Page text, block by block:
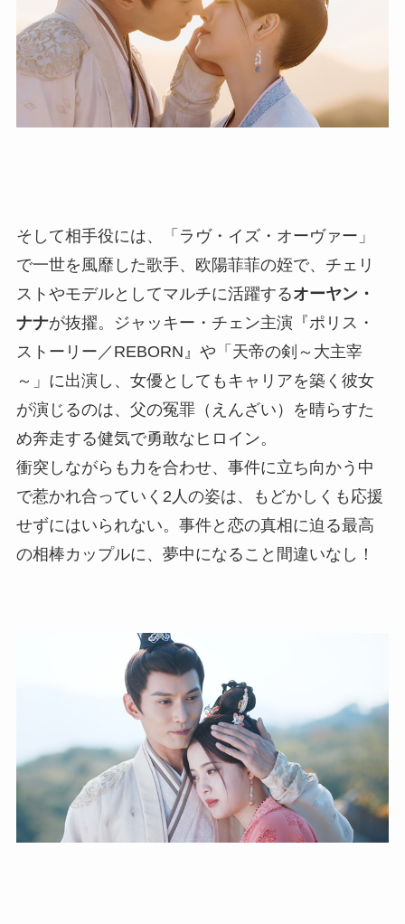
そして相手役には、「ラヴ・イズ・オーヴァー」
で一世を風靡した歌手、欧陽菲菲の姪で、チェリ
ストやモデルとしてマルチに活躍するオーヤン・
ナナが抜擢。ジャッキー・チェン主演『ポリス・
ストーリー／REBORN』や「天帝の剣～大主宰
～」に出演し、女優としてもキャリアを築く彼女
が演じるのは、父の冤罪（えんざい）を晴らすた
め奔走する健気で勇敢なヒロイン。
衝突しながらも力を合わせ、事件に立ち向かう中
で惹かれ合っていく2人の姿は、もどかしくも応援
せずにはいられない。事件と恋の真相に迫る最高
の相棒カップルに、夢中になること間違いなし！